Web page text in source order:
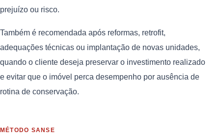
prejuízo ou risco.
Também é recomendada após reformas, retrofit,
adequações técnicas ou implantação de novas unidades,
quando o cliente deseja preservar o investimento realizado
e evitar que o imóvel perca desempenho por ausência de
rotina de conservação.
MÉTODO SANSE